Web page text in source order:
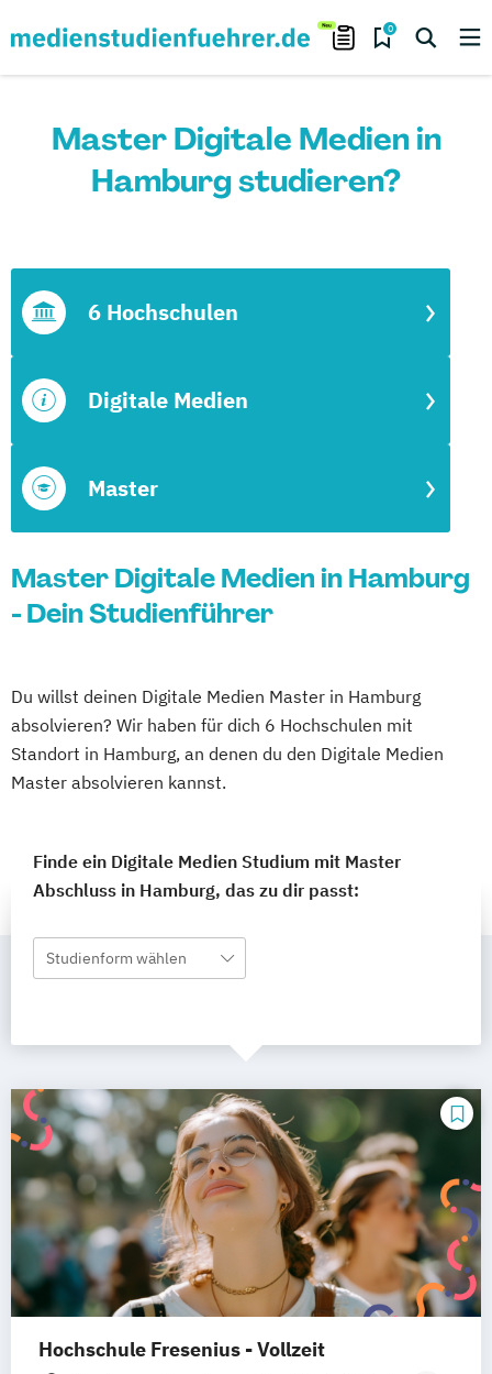
0
Master Digitale Medien in
Hamburg studieren?
Master
Digitale Medien
6 Hochschulen
Master Digitale Medien in Hamburg
- Dein Studienführer
Du willst deinen Digitale Medien Master in Hamburg
absolvieren? Wir haben für dich 6 Hochschulen mit
Standort in Hamburg, an denen du den Digitale Medien
Master absolvieren kannst.
Finde ein Digitale Medien Studium mit Master
Abschluss in Hamburg, das zu dir passt:
Studienform wählen
Hochschule Fresenius - Vollzeit